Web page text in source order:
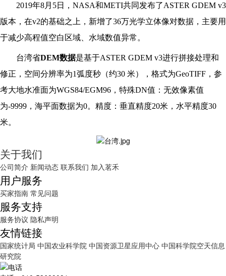
2019年8月5日，NASA和METI共同发布了ASTER GDEM v3
版本，在v2的基础之上，新增了36万光学立体像对数据，主要用
于减少高程值空白区域、水域数值异常。
台湾省DEM数据是基于ASTER GDEM v3进行拼接处理和
修正，空间分辨率为1弧度秒（约30 米），格式为GeoTIFF，参
考大地水准面为WGS84/EGM96，特殊DN值：无效像素值
为-9999，海平面数据为0。精度：垂直精度20米，水平精度30
米。
关于我们
公司简介 新闻动态 联系我们 加入茗禾
用户服务
买家指南 常见问题
服务支持
服务协议 隐私声明
友情链接
国家统计局 中国农业科学院 中国资源卫星应用中心 中国科学院空天信息
研究院